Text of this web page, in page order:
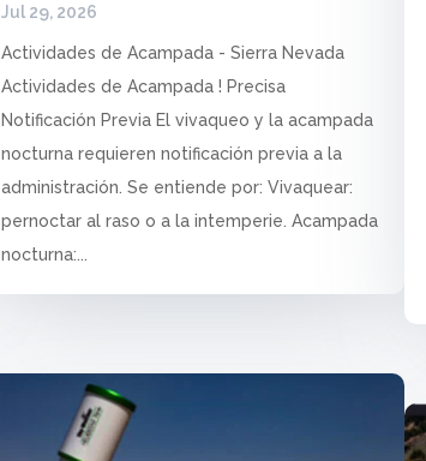
Jul 29, 2026
Actividades de Acampada - Sierra Nevada
Actividades de Acampada ! Precisa
Notificación Previa El vivaqueo y la acampada
nocturna requieren notificación previa a la
administración. Se entiende por: Vivaquear:
pernoctar al raso o a la intemperie. Acampada
nocturna:...